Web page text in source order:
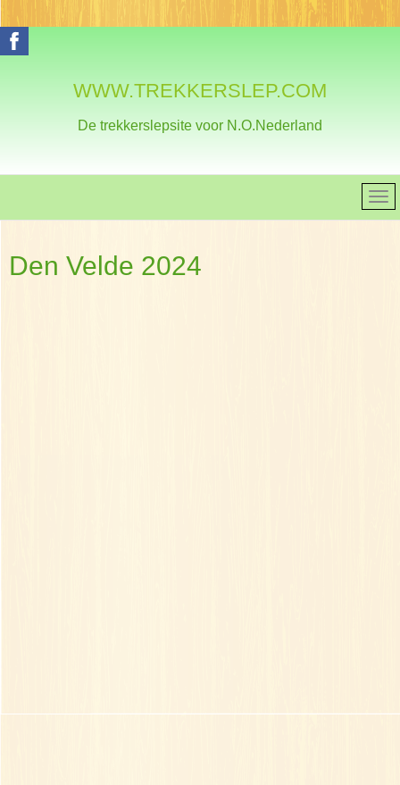
WWW.TREKKERSLEP.COM
De trekkerslepsite voor N.O.Nederland
Den Velde 2024